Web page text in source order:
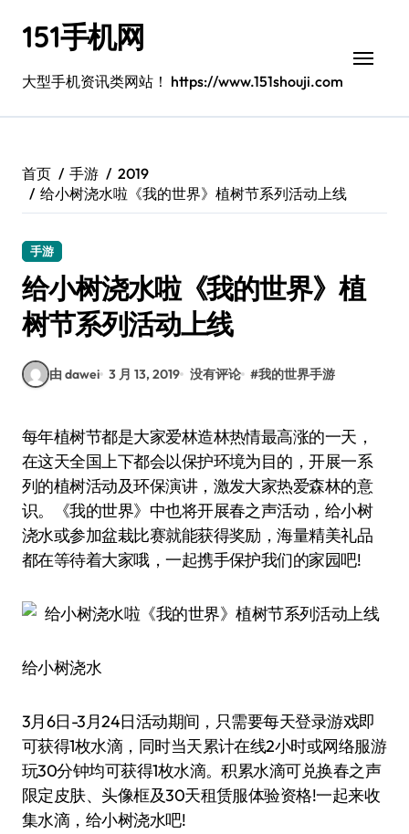
151手机网
大型手机资讯类网站！ https://www.151shouji.com
首页 手游
2019
给小树浇水啦《我的世界》植树节系列活动上线
手游
给小树浇水啦《我的世界》植
树节系列活动上线
由 dawei 3 月 13, 2019 没有评论 #我的世界手游
每年植树节都是大家爱林造林热情最高涨的一天，
在这天全国上下都会以保护环境为目的，开展一系
列的植树活动及环保演讲，激发大家热爱森林的意
识。《我的世界》中也将开展春之声活动，给小树
浇水或参加盆栽比赛就能获得奖励，海量精美礼品
都在等待着大家哦，一起携手保护我们的家园吧!
给小树浇水
3月6日-3月24日活动期间，只需要每天登录游戏即
可获得1枚水滴，同时当天累计在线2小时或网络服游
玩30分钟均可获得1枚水滴。积累水滴可兑换春之声
限定皮肤、头像框及30天租赁服体验资格!一起来收
集水滴，给小树浇水吧!